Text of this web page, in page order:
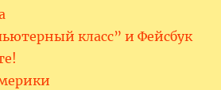
класс” и Фейсбук